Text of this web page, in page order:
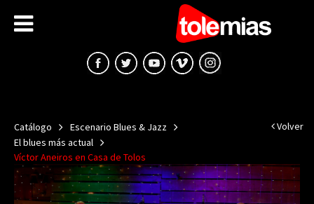
Catálogo
Escenario Blues & Jazz
El blues más actual
Víctor Aneiros en Casa de Tolos
Volver